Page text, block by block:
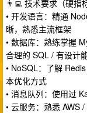
👨‍💻 技术要求（硬指
• 开发语言：精通
晰，熟悉主流框架
• 数据库：熟练掌握
合理的 SQL / 有设计
• NoSQL：了解
本优化方式
• 消息队列：使用过
• 云服务：熟悉 AWS